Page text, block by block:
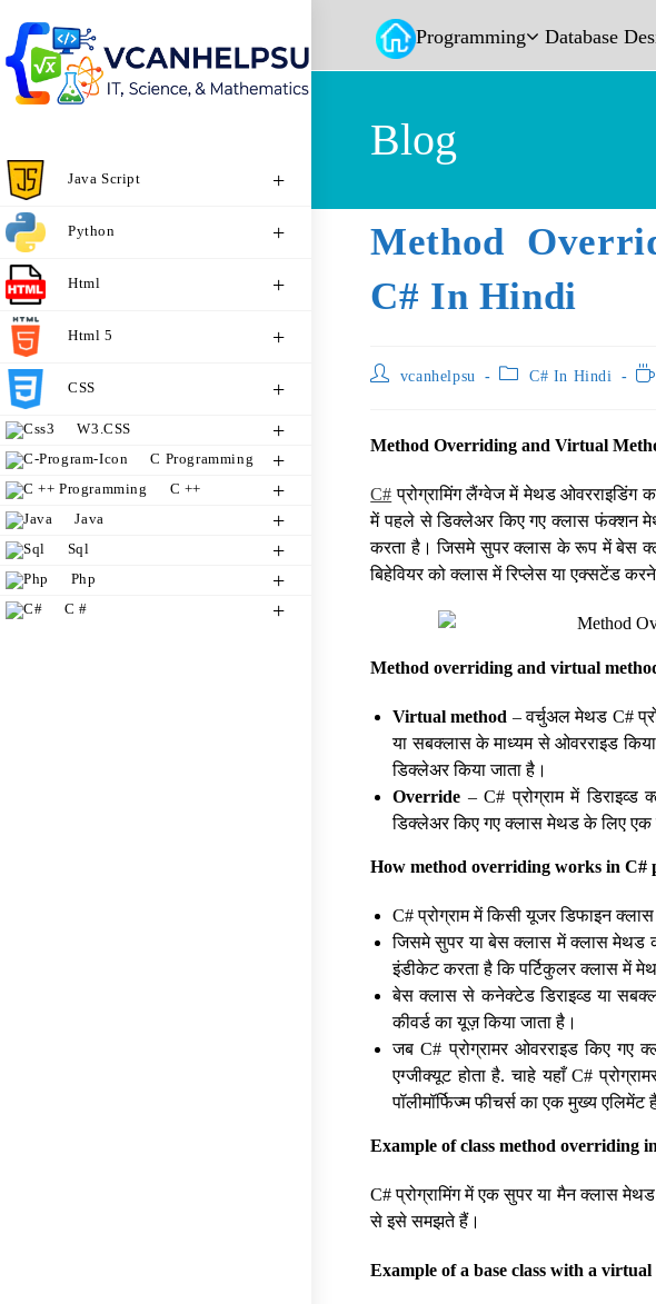
Programming Database
Java Script
Python
Html
Html 5
CSS
W3.CSS
C Programming
C ++
Java
Sql
Php
C #
Blog
Method
C# In Hindi
vcanhelpsu C# In Hindi
Method Overriding and Virtual
C# प्रोग्रामिंग लैंग्वेज में मेथड ओवरराइडिंग
में पहले से डिक्लेअर किए गए क्लास फंक्शन
करता है। जिसमे सुपर क्लास के रूप में बेस
बिहेवियर को क्लास में रिप्लेस या एक्सटेंड
Method overriding and virtual
Virtual method – वर्चुअल मेथड C#
या सबक्लास के माध्यम से ओवरराइड
डिक्लेअर किया जाता है।
Override – C# प्रोग्राम में
डिक्लेअर किए गए क्लास मेथड के लिए एक
How method overriding works in C#
C# प्रोग्राम में किसी यूजर डिफाइन
जिसमे सुपर या बेस क्लास में क्लास मेथड को
इंडीकेट करता है कि पर्टिकुलर क्लास में
बेस क्लास से कनेक्टेड डिराइव्ड या
कीवर्ड का यूज़ किया जाता है।
जब C# प्रोग्रामर ओवरराइड किए गए
एग्जीक्यूट होता है. चाहे यहाँ C#
पॉलीमॉर्फिज्म फीचर्स का एक मुख्य एलिमेंट
Example of class method overriding
C# प्रोग्रामिंग में एक सुपर या मैन क्लास
से इसे समझते हैं।
Example of a base class with a